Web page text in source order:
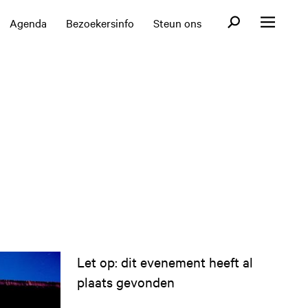
Agenda Bezoekersinfo Steun ons OpenOpen menu
Let op: dit evenement heeft al
plaats gevonden